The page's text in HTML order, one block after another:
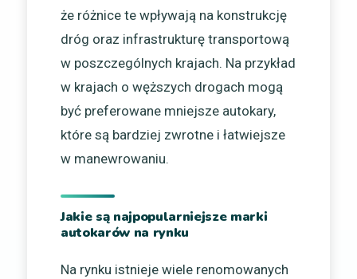
że różnice te wpływają na konstrukcję
dróg oraz infrastrukturę transportową
w poszczególnych krajach. Na przykład
w krajach o węższych drogach mogą
być preferowane mniejsze autokary,
które są bardziej zwrotne i łatwiejsze
w manewrowaniu.
Jakie są najpopularniejsze marki
autokarów na rynku
Na rynku istnieje wiele renomowanych